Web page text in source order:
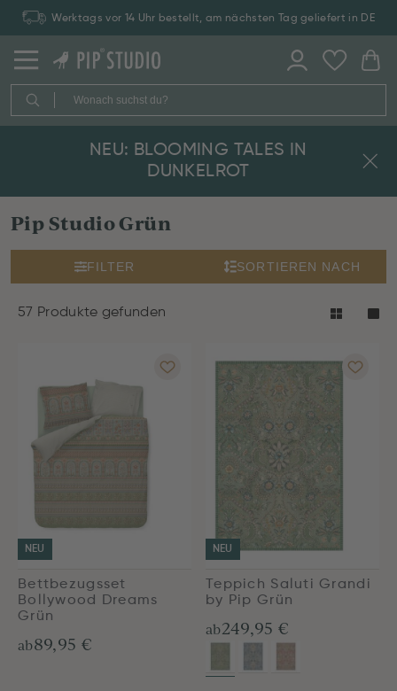
Zahlung auf Rechnung: 30 Tage Rückgaberecht
NEU: BLOOMING TALES IN
DUNKELROT
Pip Studio Grün
FILTER SORTIEREN NACH
57 Produkte gefunden
NEU
Bettbezugsset
Bollywood Dreams
Grün
ab89,95 €
NEU
Teppich Saluti Grandi
by Pip Grün
ab249,95 €